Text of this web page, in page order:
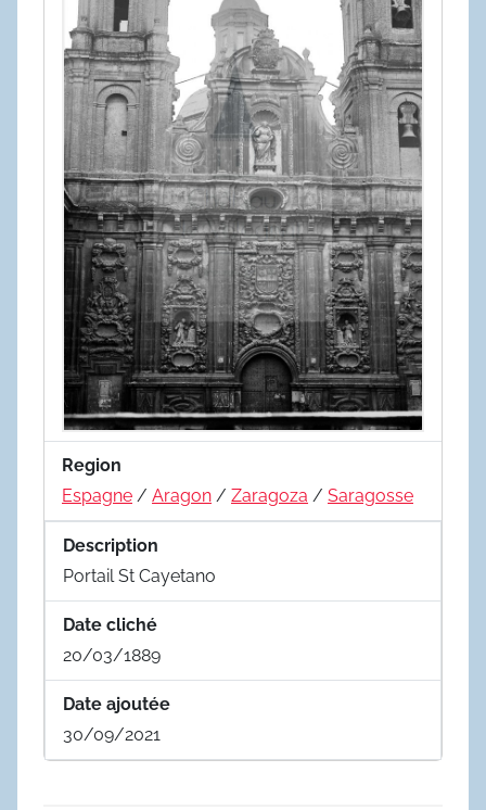
Region
Espagne / Aragon / Zaragoza / Saragosse
Description
Portail St Cayetano
Date cliché
20/03/1889
Date ajoutée
30/09/2021